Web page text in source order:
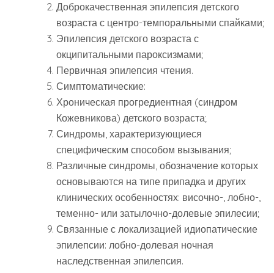
Доброкачественная эпилепсия детского
возраста с центро-темпоральными спайками;
Эпилепсия детского возраста с
окципитальными пароксизмами;
Первичная эпилепсия чтения.
Симптоматические:
Хроническая прогредиентная (синдром
Кожевникова) детского возраста;
Синдромы, характеризующиеся
специфическим способом вызывания;
Различные синдромы, обозначение которых
основываются на типе припадка и других
клинических особенностях: височно-, лобно-,
теменно- или затылочно-долевые эпилесии;
Связанные с локализацией идиопатические
эпилепсии: лобно-долевая ночная
наследственная эпилепсия.